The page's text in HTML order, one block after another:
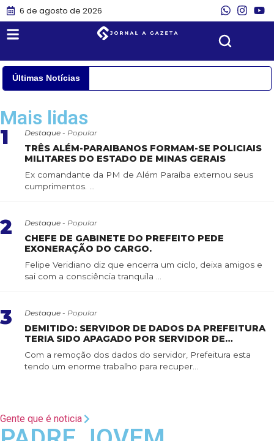
6 de agosto de 2026
Últimas Notícias
Mais lidas
1 Destaque - Popular
TRÊS ALÉM-PARAIBANOS FORMAM-SE POLICIAIS
MILITARES DO ESTADO DE MINAS GERAIS
Ex comandante da PM de Além Paraíba externou seus
cumprimentos. ...
2 Destaque - Popular
CHEFE DE GABINETE DO PREFEITO PEDE
EXONERAÇÃO DO CARGO.
Felipe Veridiano diz que encerra um ciclo, deixa amigos e
sai com a consciência tranquila ...
3 Destaque - Popular
DEMITIDO: SERVIDOR DE DADOS DA PREFEITURA
TERIA SIDO APAGADO POR SERVIDOR DE
CONFIANÇA
Com a remoção dos dados do servidor, Prefeitura esta
tendo um enorme trabalho para recuper...
Gente que é noticia